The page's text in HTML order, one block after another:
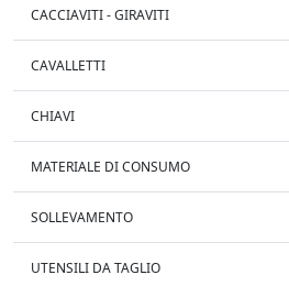
CACCIAVITI - GIRAVITI
CAVALLETTI
CHIAVI
MATERIALE DI CONSUMO
SOLLEVAMENTO
UTENSILI DA TAGLIO